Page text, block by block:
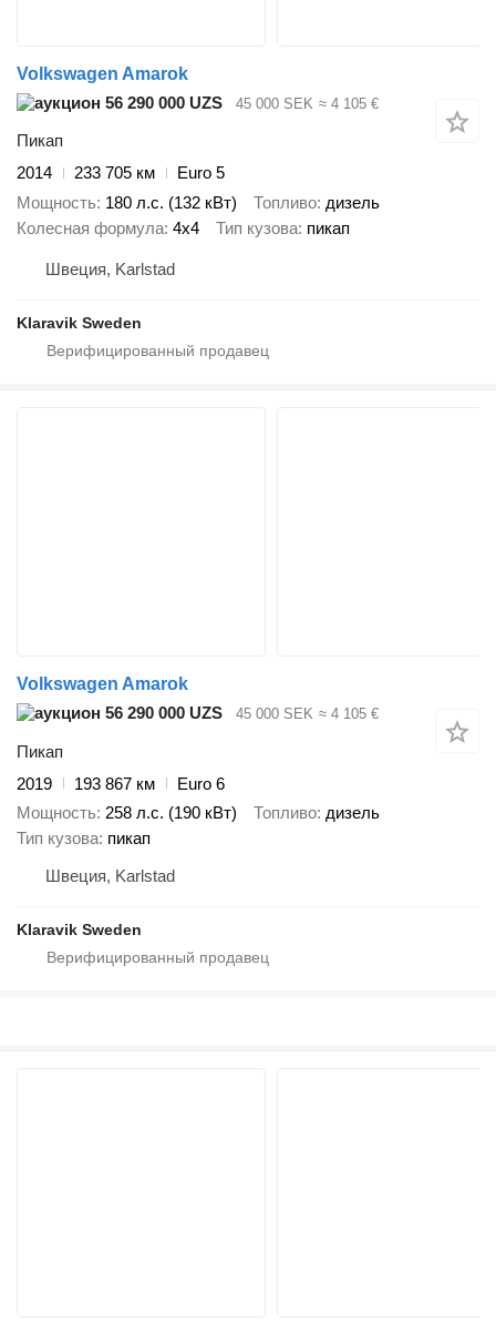
Volkswagen Amarok
56 290 000 UZS
45 000 SEK ≈ 4 105 €
Пикап
2014
233 705 км
Euro 5
Мощность 180 л.с. (132 кВт) Топливо дизель
Колесная формула 4x4 Тип кузова пикап
Швеция, Karlstad
Klaravik Sweden
Volkswagen Amarok
56 290 000 UZS
45 000 SEK ≈ 4 105 €
Пикап
2019
193 867 км
Euro 6
Мощность 258 л.с. (190 кВт) Топливо дизель
Тип кузова пикап
Швеция, Karlstad
Klaravik Sweden